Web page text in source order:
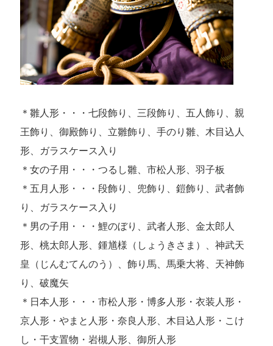
＊雛人形・・・七段飾り、三段飾り、五人飾り、親
王飾り、御殿飾り、立雛飾り、手のり雛、木目込人
形、ガラスケース入り
＊女の子用・・・つるし雛、市松人形、羽子板
＊五月人形・・・段飾り、兜飾り、鎧飾り、武者飾
り、ガラスケース入り
＊男の子用・・・鯉のぼり、武者人形、金太郎人
形、桃太郎人形、鍾馗様（しょうきさま）、神武天
皇（じんむてんのう）、飾り馬、馬乗大将、天神飾
り、破魔矢
＊日本人形・・・市松人形・博多人形・衣装人形・
京人形・やまと人形・奈良人形、木目込人形・こけ
し・干支置物・岩槻人形、御所人形